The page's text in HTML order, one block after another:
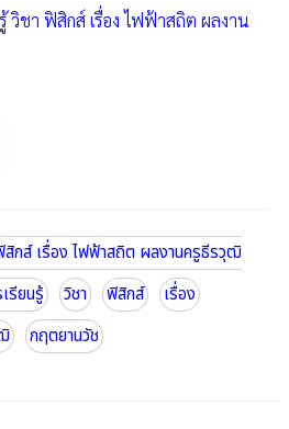
วิชา ฟิสิกส์ เรื่อง ไฟฟ้าสถิต ผลงาน
สิกส์ เรื่อง ไฟฟ้าสถิต ผลงานครูธีรวุฒิ
รียนรู้ วิชา ฟิสิกส์
เรื่อง
กฤตยานวัช